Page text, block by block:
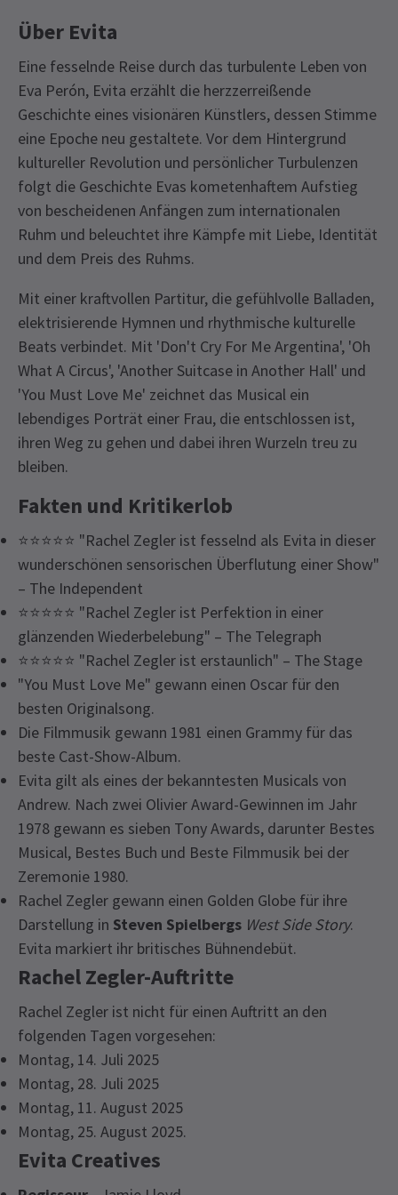
Über Evita
Eine fesselnde Reise durch das turbulente Leben von
Eva Perón, Evita erzählt die herzzerreißende
Geschichte eines visionären Künstlers, dessen Stimme
eine Epoche neu gestaltete. Vor dem Hintergrund
kultureller Revolution und persönlicher Turbulenzen
folgt die Geschichte Evas kometenhaftem Aufstieg
von bescheidenen Anfängen zum internationalen
Ruhm und beleuchtet ihre Kämpfe mit Liebe, Identität
und dem Preis des Ruhms.
Mit einer kraftvollen Partitur, die gefühlvolle Balladen,
elektrisierende Hymnen und rhythmische kulturelle
Beats verbindet. Mit 'Don't Cry For Me Argentina', 'Oh
What A Circus', 'Another Suitcase in Another Hall' und
'You Must Love Me' zeichnet das Musical ein
lebendiges Porträt einer Frau, die entschlossen ist,
ihren Weg zu gehen und dabei ihren Wurzeln treu zu
bleiben.
Fakten und Kritikerlob
⭐⭐⭐⭐⭐ "Rachel Zegler ist fesselnd als Evita in dieser
wunderschönen sensorischen Überflutung einer Show"
– The Independent
⭐⭐⭐⭐⭐ "Rachel Zegler ist Perfektion in einer
glänzenden Wiederbelebung" – The Telegraph
⭐⭐⭐⭐⭐ "Rachel Zegler ist erstaunlich" – The Stage
"You Must Love Me" gewann einen Oscar für den
besten Originalsong.
Die Filmmusik gewann 1981 einen Grammy für das
beste Cast-Show-Album.
Evita gilt als eines der bekanntesten Musicals von
Andrew. Nach zwei Olivier Award-Gewinnen im Jahr
1978 gewann es sieben Tony Awards, darunter Bestes
Musical, Bestes Buch und Beste Filmmusik bei der
Zeremonie 1980.
Rachel Zegler gewann einen Golden Globe für ihre
Darstellung in Steven Spielbergs West Side Story.
Evita markiert ihr britisches Bühnendebüt.
Rachel Zegler-Auftritte
Rachel Zegler ist nicht für einen Auftritt an den
folgenden Tagen vorgesehen:
Montag, 14. Juli 2025
Montag, 28. Juli 2025
Montag, 11. August 2025
Montag, 25. August 2025.
Evita Creatives